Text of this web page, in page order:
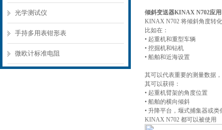
光学测试仪
手持多用表钳形表
微欧计标准电阻
倾斜变送器KINAX N702应用
KINAX N702 将倾斜角度转
比如在：
• 起重机和重型车辆
• 挖掘机和钻机
• 船舶和近海设置
其可以代表重要的测量数据
其可以获得：
• 起重机臂架的角度位置
• 船舶的横向倾斜
• 升降平台，堰式捕集器或类
KINAX N702 都可以被使用